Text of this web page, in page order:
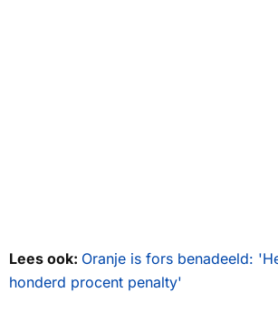
Lees ook: Oranje is fors benadeeld:
honderd procent penalty'